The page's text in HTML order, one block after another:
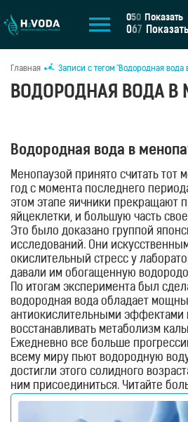
Генераторы
водородной
воды
Портативные
генераторы
Стационарные
генераторы
Водородные
кувшины
Водородные
бутылки
Водородные
ингаляторы
Водородные
ванны
Кислородные
050 Показать
067
Главная Записи с тегом "Водородная вода
ВОДОРОДНАЯ ВОДА В
Водородная вода в
Менопаузой принято считать тот
год с момента последнего
этом этапе яичники прекращают
яйцеклетки, и большую часть
организме женщины начинает
перестройка.Такая перестройка
стрессовой для женского
обязательной поддержке.
восстановитель для женщин в
Это было доказано группой
исследований. Они
окислительный стресс у
давали им обогащенную
По итогам эксперимента был
водородная вода обладает
антиокислительными эффектами
восстанавливать метаболизм
нутриентов.
Ежедневно все больше
всему миру пьют водородную
достигли этого солидного
ним присоединиться. Читайте
информации в нашемнаучном
свое женское здоровье. С